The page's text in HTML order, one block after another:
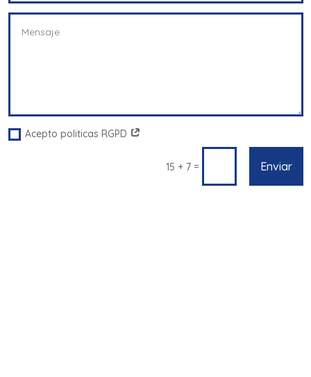
Acepto politicas RGPD
15 + 7= Enviar